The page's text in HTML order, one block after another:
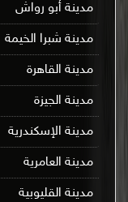
مدينة أبو رواش
مدينة شبرا الخيمة
مدينة القاهرة
مدينة الجيزة
مدينة الإسكندرية
مدينة العامرية
مدينة القليوبية